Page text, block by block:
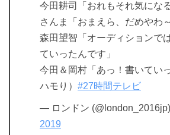
今田耕司「おれもそれ気にな
さんま「おまえら、だめやわ～
森田望智「オーディションで
ていったんです」
今田＆岡村「あっ！書いてい
ハモり） #27時間テレビ
— ロンドン (@london_2016jp)
2019